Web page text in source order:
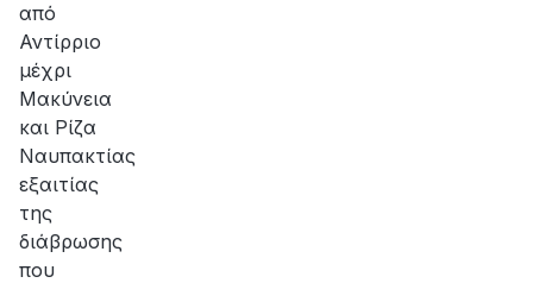
από
Αντίρριο
μέχρι
Μακύνεια
και Ρίζα
Ναυπακτίας
εξαιτίας
της
διάβρωσης
που